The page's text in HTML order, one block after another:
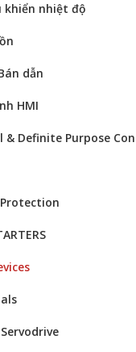
khiển nhiệt độ
dẫn
HMI
& Definite Purpose